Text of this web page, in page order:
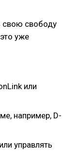
свою свободу
уже
или
например, D-
управлять